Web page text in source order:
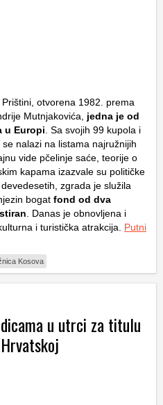
otvorena 1982. prema
Mutnjakovića, jedna je od
u Europi. Sa svojih 99 kupola i
nalazi na listama najružnijih
vide pčelinje saće, teorije o
kapama izazvale su političke
zgrada je služila
bogat fond od dva
. Danas je obnovljena i
i turistička atrakcija. Putni
Kosova
u utrci za titulu